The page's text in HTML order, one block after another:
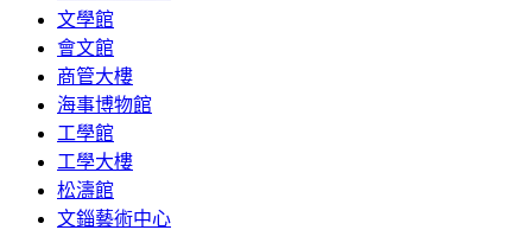
文學館
會文館
商管大樓
海事博物館
工學館
工學大樓
松濤館
文錙藝術中心